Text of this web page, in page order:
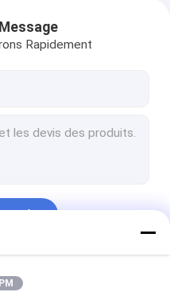
Rapidement